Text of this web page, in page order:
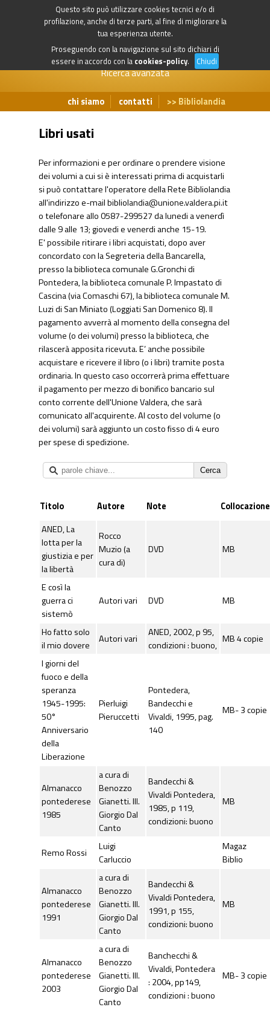
Questo sito può utilizzare cookies tecnici e/o di
profilazione, anche di terze parti, al fine di migliorare la
tua esperienza utente.
Proseguendo con la navigazione sul sito dichiari di
essere in accordo con la cookies-policy. Chiudi
Ricerca avanzata
chi siamo contatti Bibliolandia
Libri usati
Per informazioni e per ordinare o prendere visione
dei volumi a cui si è interessati prima di acquistarli
si può contattare l'operatore della Rete Bibliolandia
all'indirizzo e-mailbibliolandia@unione.valdera.pi.it
o telefonare allo 0587-299527 da lunedi a venerdì
dalle 9 alle 13; giovedi e venerdi anche 15-19.
E' possibile ritirare i libri acquistati, dopo aver
concordato con la Segreteria della Bancarella,
presso la biblioteca comunale G.Gronchi di
Pontedera, la biblioteca comunale P. Impastato di
Cascina (via Comaschi 67), la biblioteca comunale M.
Luzi di San Miniato (Loggiati San Domenico 8). Il
pagamento avverrà al momento della consegna del
volume (o dei volumi) presso la biblioteca, che
rilascerà apposita ricevuta. E’ anche possibile
acquistare e ricevere il libro (o i libri) tramite posta
ordinaria. In questo caso occorrerà prima effettuare
il pagamento per mezzo di bonifico bancario sul
conto corrente dell'Unione Valdera, che sarà
comunicato all'acquirente. Al costo del volume (o
dei volumi) sarà aggiunto un costo fisso di 4 euro
per spese di spedizione.
Titolo Autore Note
Collocazione
ANED, La
lotta per la
giustizia e per
la libertà
Rocco
Muzio (a
cura di)
DVD MB
E così la
guerra ci
sistemò
Autori vari DVD MB
Ho fatto solo
il mio dovere
Autori vari
ANED, 2002, p 95,
condizioni : buono, MB 4 copie
I giorni del
fuoco e della
speranza
1945-1995:
50°
Anniversario
della
Liberazione
Pierluigi
Pieruccetti
Pontedera,
Bandecchi e
Vivaldi, 1995, pag.
140
MB- 3 copie
Almanacco
pontederese
1985
a cura di
Benozzo
Gianetti. Ill.
Giorgio Dal
Canto
Bandecchi &
Vivaldi Pontedera,
1985, p 119,
condizioni: buono
MB
Remo Rossi
Luigi
Carluccio
Magaz
Biblio
Almanacco
pontederese
1991
a cura di
Benozzo
Gianetti. Ill.
Giorgio Dal
Canto
Bandecchi &
Vivaldi Pontedera,
1991, p 155,
condizioni: buono
MB
Almanacco
pontederese
2003
a cura di
Benozzo
Gianetti. Ill.
Giorgio Dal
Canto
Banchecchi &
Vivaldi, Pontedera
: 2004, pp149,
condizioni : buono
MB- 3 copie